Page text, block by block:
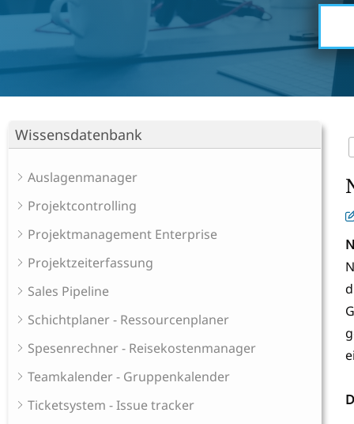
Wissensdatenbank
Auslagenmanager
Projektcontrolling
Projektmanagement Enterprise
Projektzeiterfassung
Sales Pipeline
Schichtplaner - Ressourcenplaner
Spesenrechner - Reisekostenmanager
Teamkalender - Gruppenkalender
Ticketsystem - Issue tracker